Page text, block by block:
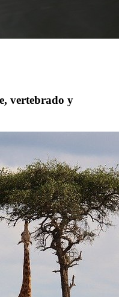
vertebrado y